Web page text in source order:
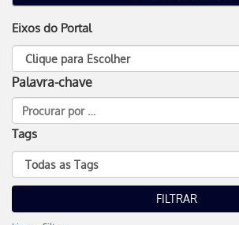
Eixos do Portal
Palavra-chave
Tags